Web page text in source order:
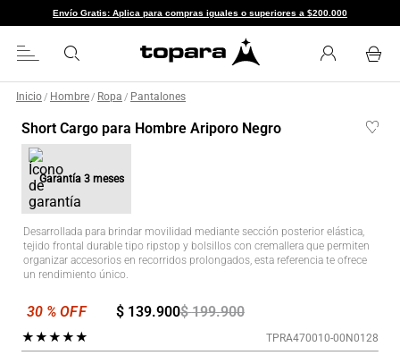
Envío Gratis: Aplica para compras iguales o superiores a $200.000
Inicio / Hombre / Ropa / Pantalones
Short Cargo para Hombre Ariporo Negro
Garantía 3 meses
Desarrollada para brindar movilidad mediante sección posterior elástica,
tejido frontal durable tipo ripstop y bolsillos con cremallera que permiten
organizar accesorios en recorridos prolongados, esta referencia te ofrece
un rendimiento único.
$ 199.900
$ 139.900
★★★★★ TPRA470010-00N0128